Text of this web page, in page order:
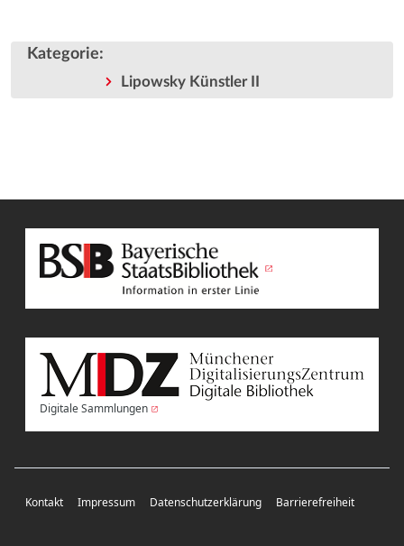
Kategorie:
Lipowsky Künstler II
Digitale Sammlungen
Kontakt Impressum Datenschutzerklärung Barrierefreiheit